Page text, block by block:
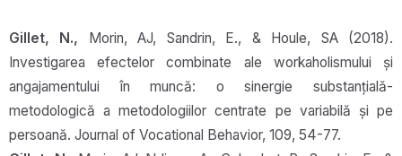
Gillet, N.,
Morin, AJ, Sandrin, E., & Houle, SA (2018).
Investigarea efectelor combinate ale workaholismului și
angajamentului în muncă: o sinergie substanțială-
metodologică a metodologiilor centrate pe variabilă și pe
persoană. Journal of Vocational Behavior, 109, 54-77.